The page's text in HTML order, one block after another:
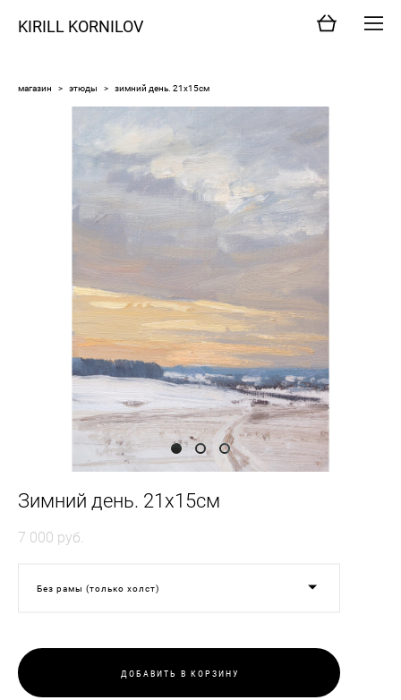
KIRILL KORNILOV
магазин > этюды > зимний день. 21х15см
Зимний день. 21х15см
7 000 pуб.
Без рамы (только холст)
ДОБАВИТЬ В КОРЗИНУ